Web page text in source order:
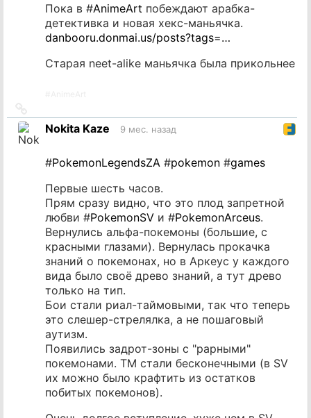
Пока в #AnimeArt побеждают арабка-
детективка и новая хекс-маньячка.
danbooru.donmai.us/posts?tags=…
Старая neet-alike маньячка была прикольнее
на
источник
Nokita Kaze 9 мес. назад
#PokemonLegendsZA #pokemon #games
Первые шесть часов.
Прям сразу видно, что это плод запретной
любви #PokemonSV и #PokemonArceus.
Вернулись альфа-покемоны (большие, с
красными глазами). Вернулась прокачка
знаний о покемонах, но в Аркеус у каждого
вида было своё древо знаний, а тут древо
только на тип.
Бои стали риал-таймовыми, так что теперь
это слешер-стрелялка, а не пошаговый
аутизм.
Появились задрот-зоны с "рарными"
покемонами. TM стали бесконечными (в SV
их можно было крафтить из остатков
побитых покемонов).